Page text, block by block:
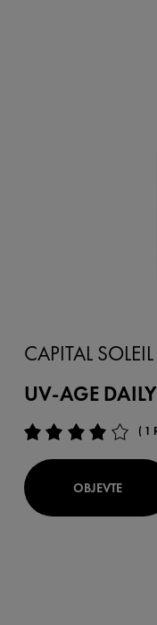
CAPITAL SOLEIL
UV-AGE
( 1
OBJEVTE